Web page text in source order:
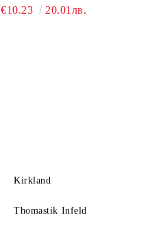
€10.23 20.01лв.
Kirkland
Thomastik Infeld